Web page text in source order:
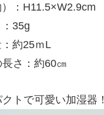
：H11.5×W2.9cm
35g
約25ｍL
さ：約60㎝
トで可愛い加湿器！